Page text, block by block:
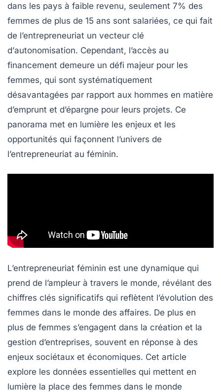
dans les pays à faible revenu, seulement 7% des
femmes de plus de 15 ans sont salariées, ce qui fait
de l’entrepreneuriat un vecteur clé
d’autonomisation. Cependant, l’accès au
financement demeure un défi majeur pour les
femmes, qui sont systématiquement
désavantagées par rapport aux hommes en matière
d’emprunt et d’épargne pour leurs projets. Ce
panorama met en lumière les enjeux et les
opportunités qui façonnent l’univers de
l’entrepreneuriat au féminin.
L’entrepreneuriat féminin est une dynamique qui
prend de l’ampleur à travers le monde, révélant des
chiffres clés significatifs qui reflètent l’évolution des
femmes dans le monde des affaires. De plus en
plus de femmes s’engagent dans la création et la
gestion d’entreprises, souvent en réponse à des
enjeux sociétaux et économiques. Cet article
explore les données essentielles qui mettent en
lumière la place des femmes dans le monde